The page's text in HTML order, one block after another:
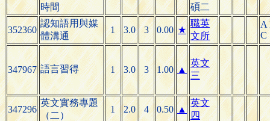
時間
碩二
352360
認知語用與媒
體溝通
1 3.0 3 0.00 ★
職英
文所
A
C
347967 語言習得 1 3.0 3 1.00 ▲
英文
三
347296
英文實務專題
（二）
1 2.0 4 0.50 ▲
英文
四